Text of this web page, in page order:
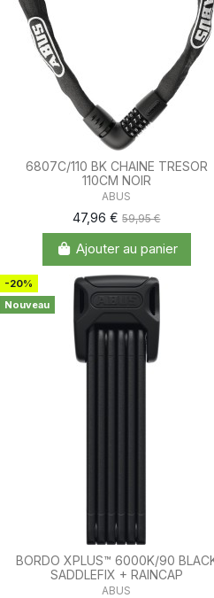
6807C/110 BK CHAINE TRESOR
110CM NOIR
ABUS
47,96 €59,95 €
Ajouter au panier
-20%
Nouveau
BORDO XPLUS™ 6000K/90
SADDLEFIX + RAINCAP
ABUS